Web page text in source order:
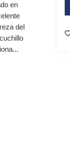
en
del